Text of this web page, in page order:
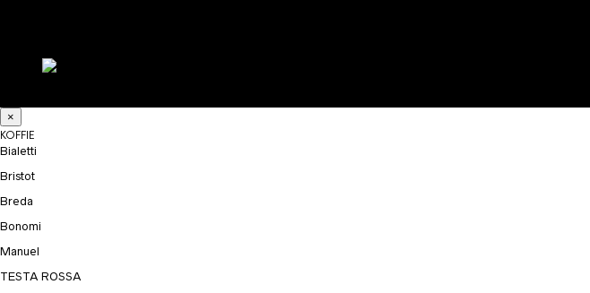
×
KOFFIE
Bialetti
Bristot
Breda
Bonomi
Manuel
TESTA ROSSA